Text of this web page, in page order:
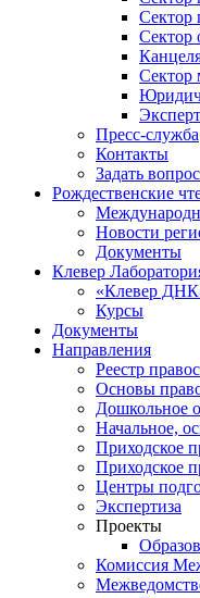
Сектор
Сектор
Сектор
Пресс-служба
Контакты
Задать
Рождественские
Новости
Документы
Клевер
«Клевер
Курсы
Документы
Направления
Реестр
Основы
Дошкольное
Начальное,
Приходское
Приходское
Центры
Экспертиза
Проекты
Комиссия